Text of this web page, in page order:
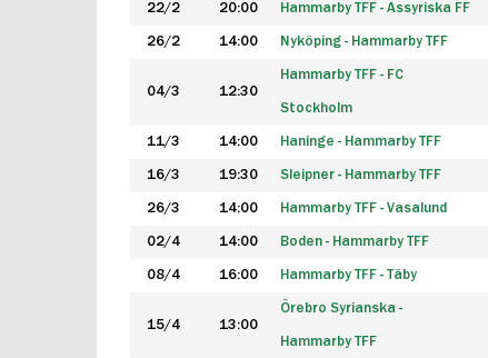
22/2 20:00 Hammarby TFF - Assyriska FF
26/2 14:00 Nyköping - Hammarby TFF
04/3 12:30
Hammarby TFF - FC
Stockholm
11/3 14:00 Haninge - Hammarby TFF
16/3 19:30 Sleipner - Hammarby TFF
26/3 14:00 Hammarby TFF - Vasalund
02/4 14:00 Boden - Hammarby TFF
08/4 16:00 Hammarby TFF - Täby
15/4 13:00
Örebro Syrianska -
Hammarby TFF